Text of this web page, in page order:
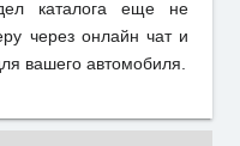
каталога еще не
через онлайн чат и
вашего автомобиля.